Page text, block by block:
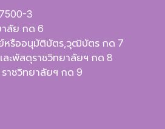
3
าลัย กด 6
หรืออนุมัติบัตร,วุฒิบัตร กด 7
ะพัสดุราชวิทยาลัยฯ กด 8
ราชวิทยาลัยฯ กด 9